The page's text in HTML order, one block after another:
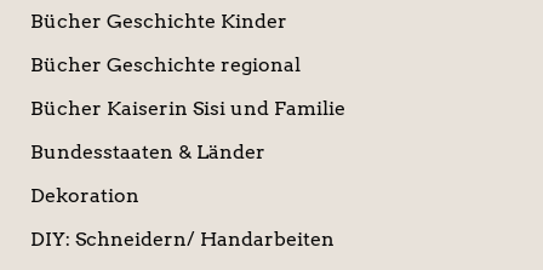
Bücher Geschichte Kinder
Bücher Geschichte regional
Bücher Kaiserin Sisi und Familie
Bundesstaaten & Länder
Dekoration
DIY: Schneidern/ Handarbeiten